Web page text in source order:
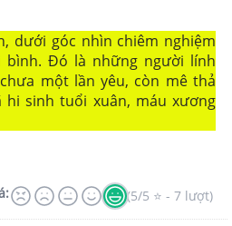
dưới góc nhìn chiêm nghiệm
Đó là những người lính
một lần yêu, còn mê thả
sinh tuổi xuân, máu xương
(5/5 ⭐ - 7 lượt)